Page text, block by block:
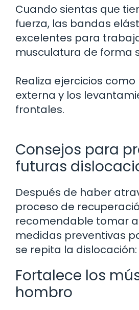
Cuando sientas que
fuerza, las bandas
excelentes para
musculatura de forma
Realiza ejercicios
externa y los
frontales.
Consejos para
futuras
Después de haber
proceso de
recomendable tomar
medidas preventivas
se repita la dislocación:
Fortalece los
hombro